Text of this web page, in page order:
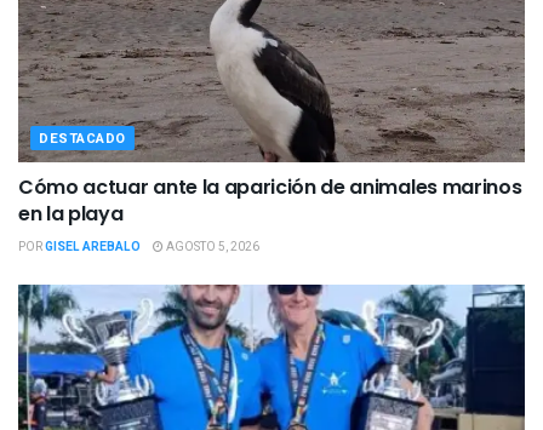
DESTACADO
Cómo actuar ante la aparición de animales marinos
en la playa
PORGISEL AREBALO AGOSTO 5, 2026